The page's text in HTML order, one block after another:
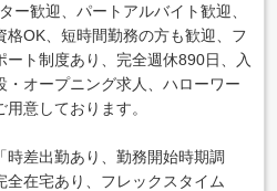
ー歓迎、パートアルバイト歓迎、
OK、短時間勤務の方も歓迎、フ
ート制度あり、完全週休890日、入
オープニング求人、ハローワー
意しております。
時差出勤あり、勤務開始時期調
在宅あり、フレックスタイム